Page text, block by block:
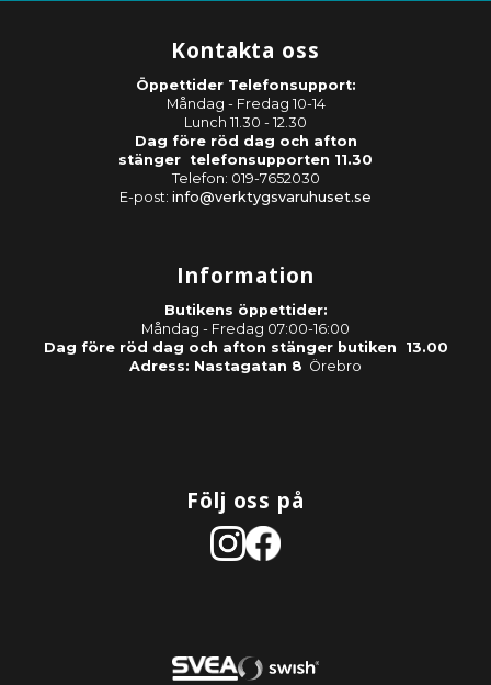
Kontakta oss
Öppettider Telefonsupport:
Måndag - Fredag 10-14
Lunch 11.30 - 12.30
Dag före röd dag och afton
stänger telefonsupporten 11.30
Telefon: 019-7652030
E-post: info@verktygsvaruhuset.se
Information
Butikens öppettider:
Måndag - Fredag 07:00-16:00
Dag före röd dag och afton stänger butiken 13.00
Adress: Nastagatan 8 Örebro
Följ oss på